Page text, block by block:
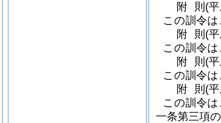
附 則 (
この訓令
附 則 (
この訓令
附 則 (
この訓令
附 則 (
この訓令
一条第三項